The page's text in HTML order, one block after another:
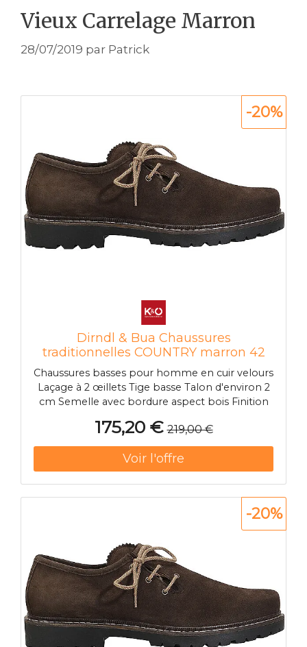
Vieux Carrelage Marron
28/07/2019 par Patrick
Dirndl & Bua Chaussures
traditionnelles COUNTRY marron 42
Chaussures basses pour homme en cuir velours
Laçage à 2 œillets Tige basse Talon d'environ 2
cm Semelle avec bordure aspect bois Finition
marron Matière : Cuir Matière intérieure : Cuir
Matière extérieure : Synthétique
175,20 € 219,00 €
-20%
-20%